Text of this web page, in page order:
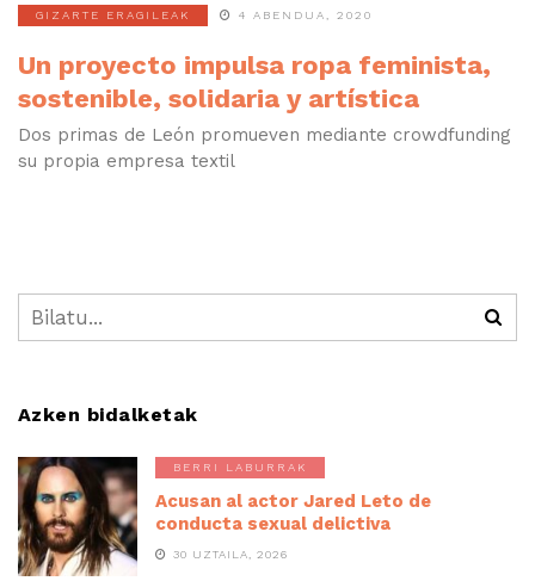
GIZARTE ERAGILEAK 4 ABENDUA, 2020
Un proyecto impulsa ropa feminista,
sostenible, solidaria y artística
Dos primas de León promueven mediante crowdfunding
su propia empresa textil
Azken bidalketak
BERRI LABURRAK
Acusan al actor Jared Leto de
conducta sexual delictiva
30 UZTAILA, 2026